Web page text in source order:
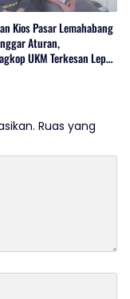
Kios Pasar Lemahabang
Aturan,
UKM Terkesan Lepas
Ruas yang